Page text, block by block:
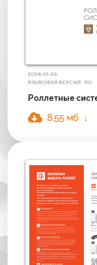
2004-01-06
ЯЗЫКОВАЯ ВЕРСИЯ : RU
Роллетные
8.55 мб ↓